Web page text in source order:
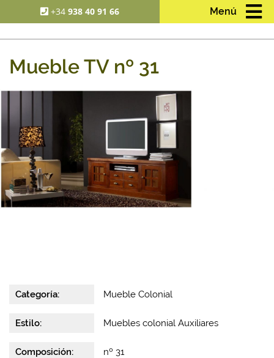
+34938 40 91 66 Menú
Mueble TV nº 31
Categoría: Mueble Colonial
Estilo: Muebles colonial Auxiliares
Composición: nº 31